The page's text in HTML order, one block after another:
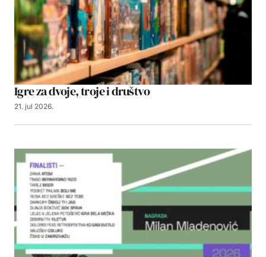
Igre za dvoje, troje i društvo
21. jul 2026.